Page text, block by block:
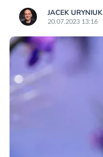
JACEK URYNIUK
20.07.2023 13:16